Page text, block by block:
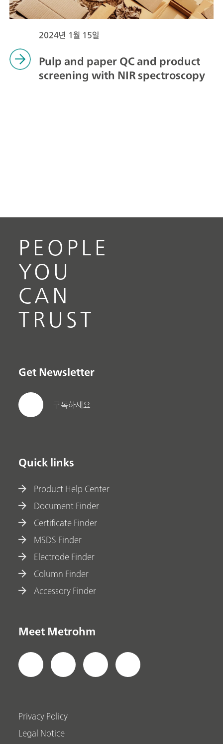
2024년 1월 15일
Pulp and paper QC and product
screening with NIR spectroscopy
PEOPLE
YOU
CAN
TRUST
Get Newsletter
구독하세요
Quick links
Product Help Center
Document Finder
Certificate Finder
MSDS Finder
Electrode Finder
Column Finder
Accessory Finder
Meet Metrohm
Privacy Policy
Legal Notice